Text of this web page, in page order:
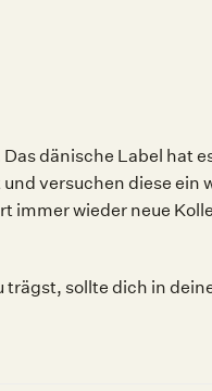
dänische Label hat
versuchen diese
wieder neue
sollte dich in